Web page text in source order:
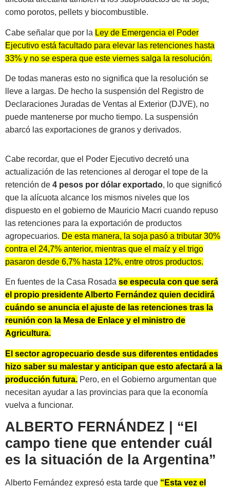
como porotos, pellets y biocombustible.
Cabe señalar que por la Ley de Emergencia el Poder
Ejecutivo está facultado para elevar las retenciones hasta
33% y no se espera que este viernes salga la resolución.
De todas maneras esto no significa que la resolución se
lleve a largas. De hecho la suspensión del Registro de
Declaraciones Juradas de Ventas al Exterior (DJVE), no
puede mantenerse por mucho tiempo. La suspensión
abarcó las exportaciones de granos y derivados.
Cabe recordar, que el Poder Ejecutivo decretó una
actualización de las retenciones al derogar el tope de la
retención de 4 pesos por dólar exportado, lo que significó
que la alícuota alcance los mismos niveles que los
dispuesto en el gobierno de Mauricio Macri cuando repuso
las retenciones para la exportación de productos
agropecuarios. De esta manera, la soja pasó a tributar 30%
contra el 24,7% anterior, mientras que el maíz y el trigo
pasaron desde 6,7% hasta 12%, entre otros productos.
En fuentes de la Casa Rosada se especula con que será
el propio presidente Alberto Fernández quien decidirá
cuándo se anuncia el ajuste de las retenciones tras la
reunión con la Mesa de Enlace y el ministro de
Agricultura.
El sector agropecuario desde sus diferentes entidades
hizo saber su malestar y anticipan que esto afectará a la
producción futura. Pero, en el Gobierno argumentan que
necesitan ayudar a las provincias para que la economía
vuelva a funcionar.
ALBERTO FERNÁNDEZ | “El
campo tiene que entender cuál
es la situación de la Argentina”
Alberto Fernández expresó esta tarde que “Esta vez el